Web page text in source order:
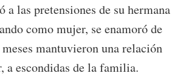
a las pretensiones de su hermana
como mujer, se enamoró de
mantuvieron una relación
a escondidas de la familia.